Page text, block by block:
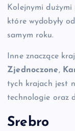
Kolejnymi
które wydobyły
samym roku.
Inne znaczące
Zjednoczone,
tych krajach jest
technologie oraz
Srebro